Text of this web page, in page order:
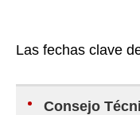
Las fechas clave
Consejo